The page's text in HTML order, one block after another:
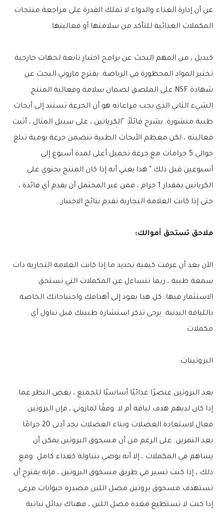
عن أن إدارة الغذاء والدواء لا تملك القدرة على مراجعة منتجات
المكملات الغذائية للتأكد من سلامتها أو فعاليتها.
كبديل ، من المهم البحث عن برامج اختبار تابعة لجهات خارجية
تختبر المواد المحظورة في الرياضة. يقترح مازوني البحث عن
شهادة NSF على الملصق لضمان سلامة وفعالية المنتج.
الشيء الثاني الذي يجب مراعاته هو أن الجرعة تستند إلى أبحاث
طبية منشورة. يشرح قائلاً: "الكرياتين ، على سبيل المثال ، أثبت
فعاليته ، لكن معظم الأبحاث الطبية تتضمن جرعة يومية تبلغ
حوالي 5 جرامات مع جرعة تحميل أعلى لمدة أسبوع إلى
أسبوعين قبل ذلك." هذا يعني أنه إذا كان المنتج يحتوي على
الكرياتين بمقدار 1 جرام ، فمن غير المحتمل أن يقدم أي فائدة ،
حتى إذا كانت العلامة التجارية تقدم نتائج الاختبار.
ملاحق تستحق أموالك:
الآن بعد أن عرفت كيفية تحديد ما إذا كانت العلامة التجارية ذات
سمعة طيبة ، ربما تتساءل عن المكملات التي تستحق
الاستثمار فيها. كل هذا يعود إلى أهدافك واحتياجاتك الخاصة
باللياقة البدنية. يرجى تذكر استشارة طبيبك قبل تناول أي
مكملات.
البروتينات:
يعد البروتين عنصرًا غذائيًا أساسيًا للجميع ، بغض النظر عما
إذا كان لديهم هدف لياقة أم لا. وفقًا لمازوني ، فإن البروتين
فعال لاستعادة العضلات وبناء العضلات بحد أدنى 20 جرامًا
بعد التمرين. على الرغم من أن مسحوق البروتين يمكن أن
يساهم في المكملات ، إلا أنه يوصي بتناوله كغذاء كامل. ومع
ذلك ، إذا كنت تسير في طريق مسحوق البروتين ، فإنه يقترح أن
تستهدف مسحوق بروتين مصل اللبن مصدره حيوانات مرعى.
إذا كنت لا تستطيع معدة مصل اللبن ، فهناك بدائل نباتية